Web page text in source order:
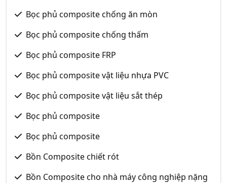
Bọc phủ composite chống ăn mòn
Bọc phủ composite chống thấm
Bọc phủ composite FRP
Bọc phủ composite vật liệu nhựa PVC
Bọc phủ composite vật liệu sắt thép
Bọc phủ composite
Bọc phủ composite
Bồn Composite chiết rót
Bồn Composite cho nhà máy công nghiệp nặng